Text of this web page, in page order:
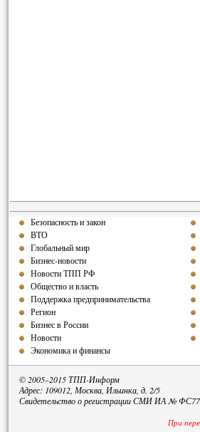
Безопасность и закон
ВТО
Глобальный мир
Бизнес-новости
Новости ТПП РФ
Общество и власть
Поддержка предпринимательства
Регион
Бизнес в России
Новости
Экономика и финансы
© 2005–2015 ТПП-Информ
Адрес: 109012, Москва, Ильинка, д. 2/5
Свидетельство о регистрации СМИ ИА № ФС77-
При